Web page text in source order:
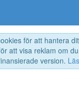
för att hantera
att visa reklam om
version.